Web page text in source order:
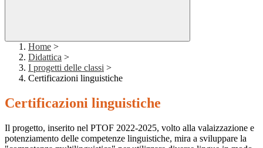
Home >
Didattica >
I progetti delle classi >
Certificazioni linguistiche
Certificazioni linguistiche
Il progetto, inserito nel PTOF 2022-2025, volto alla valaizzazione e
potenziamento delle competenze linguistiche, mira a sviluppare la